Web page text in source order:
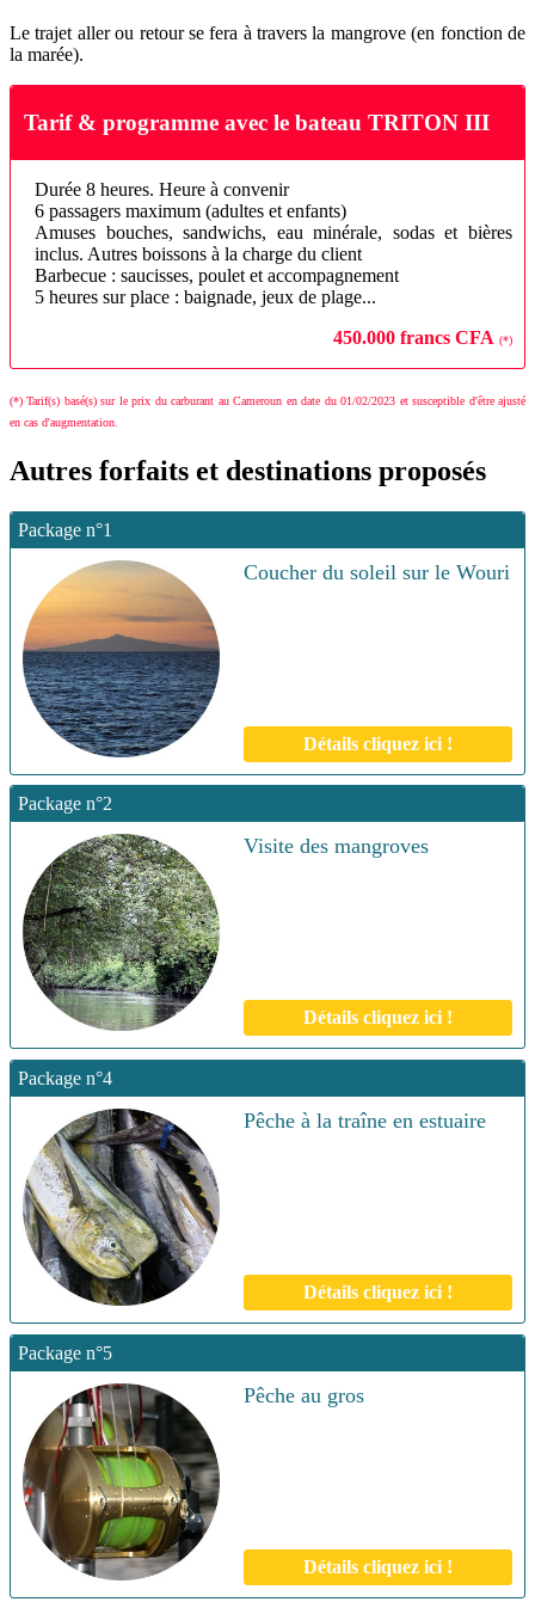
Le trajet aller ou retour se fera à travers la mangrove (en fonction de
la marée).
Tarif & programme avec le bateau TRITON III
Durée 8 heures. Heure à convenir
6 passagers maximum (adultes et enfants)
Amuses bouches, sandwichs, eau minérale, sodas et bières
inclus. Autres boissons à la charge du client
Barbecue : saucisses, poulet et accompagnement
5 heures sur place : baignade, jeux de plage...
450.000 francs CFA (*)
(*) Tarif(s) basé(s) sur le prix du carburant au Cameroun en date du 01/02/2023 et susceptible d'être ajusté
en cas d'augmentation.
Autres forfaits et destinations proposés
Package n°1
Coucher du soleil sur le Wouri
Détails cliquez ici !
Package n°2
Visite des mangroves
Détails cliquez ici !
Package n°4
Pêche à la traîne en estuaire
Détails cliquez ici !
Package n°5
Pêche au gros
Détails cliquez ici !